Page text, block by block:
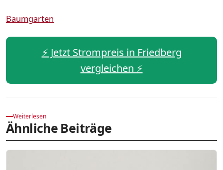
Baumgarten
⚡️ Jetzt Strompreis in Friedberg
vergleichen ⚡️
Weiterlesen
Ähnliche Beiträge